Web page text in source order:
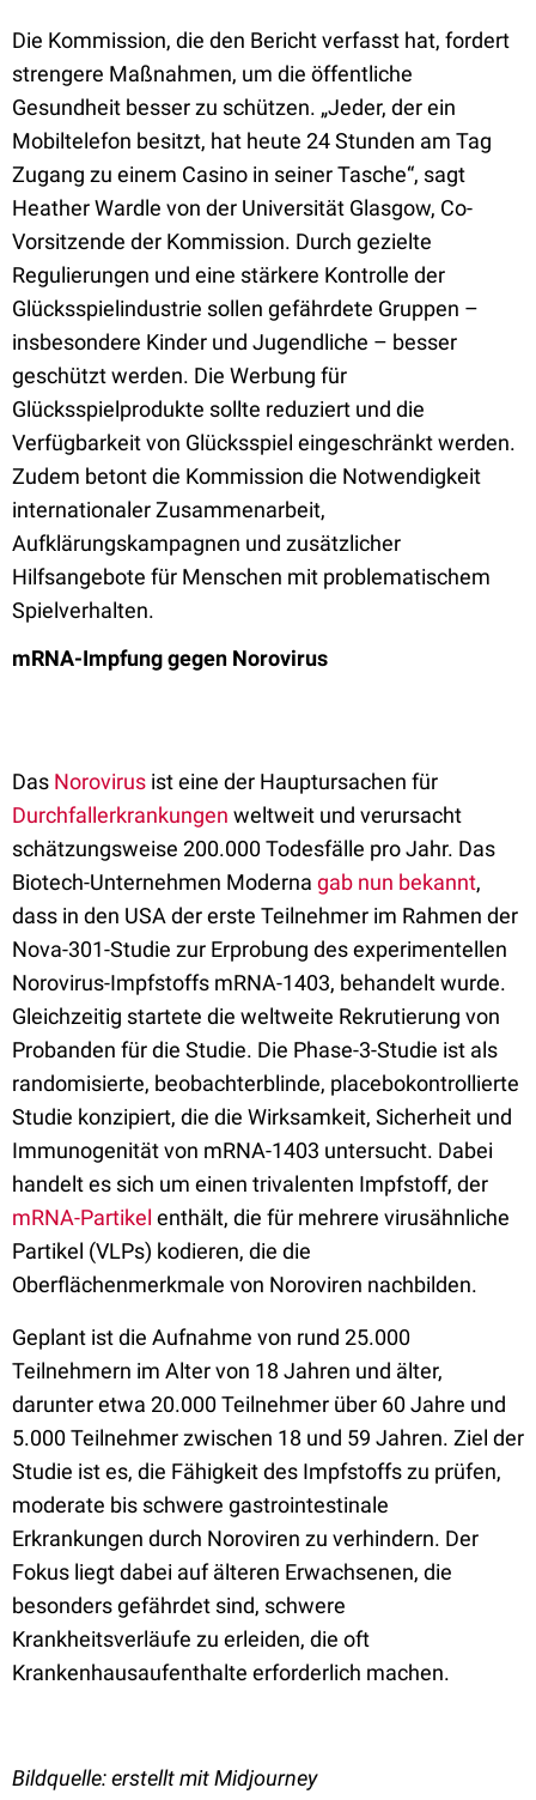
Die Kommission, die den Bericht verfasst hat, fordert
strengere Maßnahmen, um die öffentliche
Gesundheit besser zu schützen. „Jeder, der ein
Mobiltelefon besitzt, hat heute 24 Stunden am Tag
Zugang zu einem Casino in seiner Tasche“, sagt
Heather Wardle von der Universität Glasgow, Co-
Vorsitzende der Kommission. Durch gezielte
Regulierungen und eine stärkere Kontrolle der
Glücksspielindustrie sollen gefährdete Gruppen –
insbesondere Kinder und Jugendliche – besser
geschützt werden. Die Werbung für
Glücksspielprodukte sollte reduziert und die
Verfügbarkeit von Glücksspiel eingeschränkt werden.
Zudem betont die Kommission die Notwendigkeit
internationaler Zusammenarbeit,
Aufklärungskampagnen und zusätzlicher
Hilfsangebote für Menschen mit problematischem
Spielverhalten.
mRNA-Impfung gegen Norovirus
Das Norovirus ist eine der Hauptursachen für
Durchfallerkrankungen weltweit und verursacht
schätzungsweise 200.000 Todesfälle pro Jahr. Das
Biotech-Unternehmen Moderna gab nun bekannt,
dass in den USA der erste Teilnehmer im Rahmen der
Nova-301-Studie zur Erprobung des experimentellen
Norovirus-Impfstoffs mRNA-1403, behandelt wurde.
Gleichzeitig startete die weltweite Rekrutierung von
Probanden für die Studie. Die Phase-3-Studie ist als
randomisierte, beobachterblinde, placebokontrollierte
Studie konzipiert, die die Wirksamkeit, Sicherheit und
Immunogenität von mRNA-1403 untersucht. Dabei
handelt es sich um einen trivalenten Impfstoff, der
mRNA-Partikel enthält, die für mehrere virusähnliche
Partikel (VLPs) kodieren, die die
Oberflächenmerkmale von Noroviren nachbilden.
Geplant ist die Aufnahme von rund 25.000
Teilnehmern im Alter von 18 Jahren und älter,
darunter etwa 20.000 Teilnehmer über 60 Jahre und
5.000 Teilnehmer zwischen 18 und 59 Jahren. Ziel der
Studie ist es, die Fähigkeit des Impfstoffs zu prüfen,
moderate bis schwere gastrointestinale
Erkrankungen durch Noroviren zu verhindern. Der
Fokus liegt dabei auf älteren Erwachsenen, die
besonders gefährdet sind, schwere
Krankheitsverläufe zu erleiden, die oft
Krankenhausaufenthalte erforderlich machen.
Bildquelle: erstellt mit Midjourney